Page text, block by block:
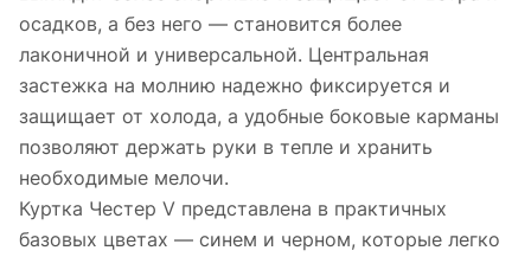
осадков, а без него — становится более
лаконичной и универсальной. Центральная
застежка на молнию надежно фиксируется и
защищает от холода, а удобные боковые карманы
позволяют держать руки в тепле и хранить
необходимые мелочи.
Куртка Честер V представлена в практичных
базовых цветах — синем и черном, которые легко